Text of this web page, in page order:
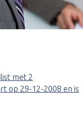
met 2
op 29-12-2008 en is